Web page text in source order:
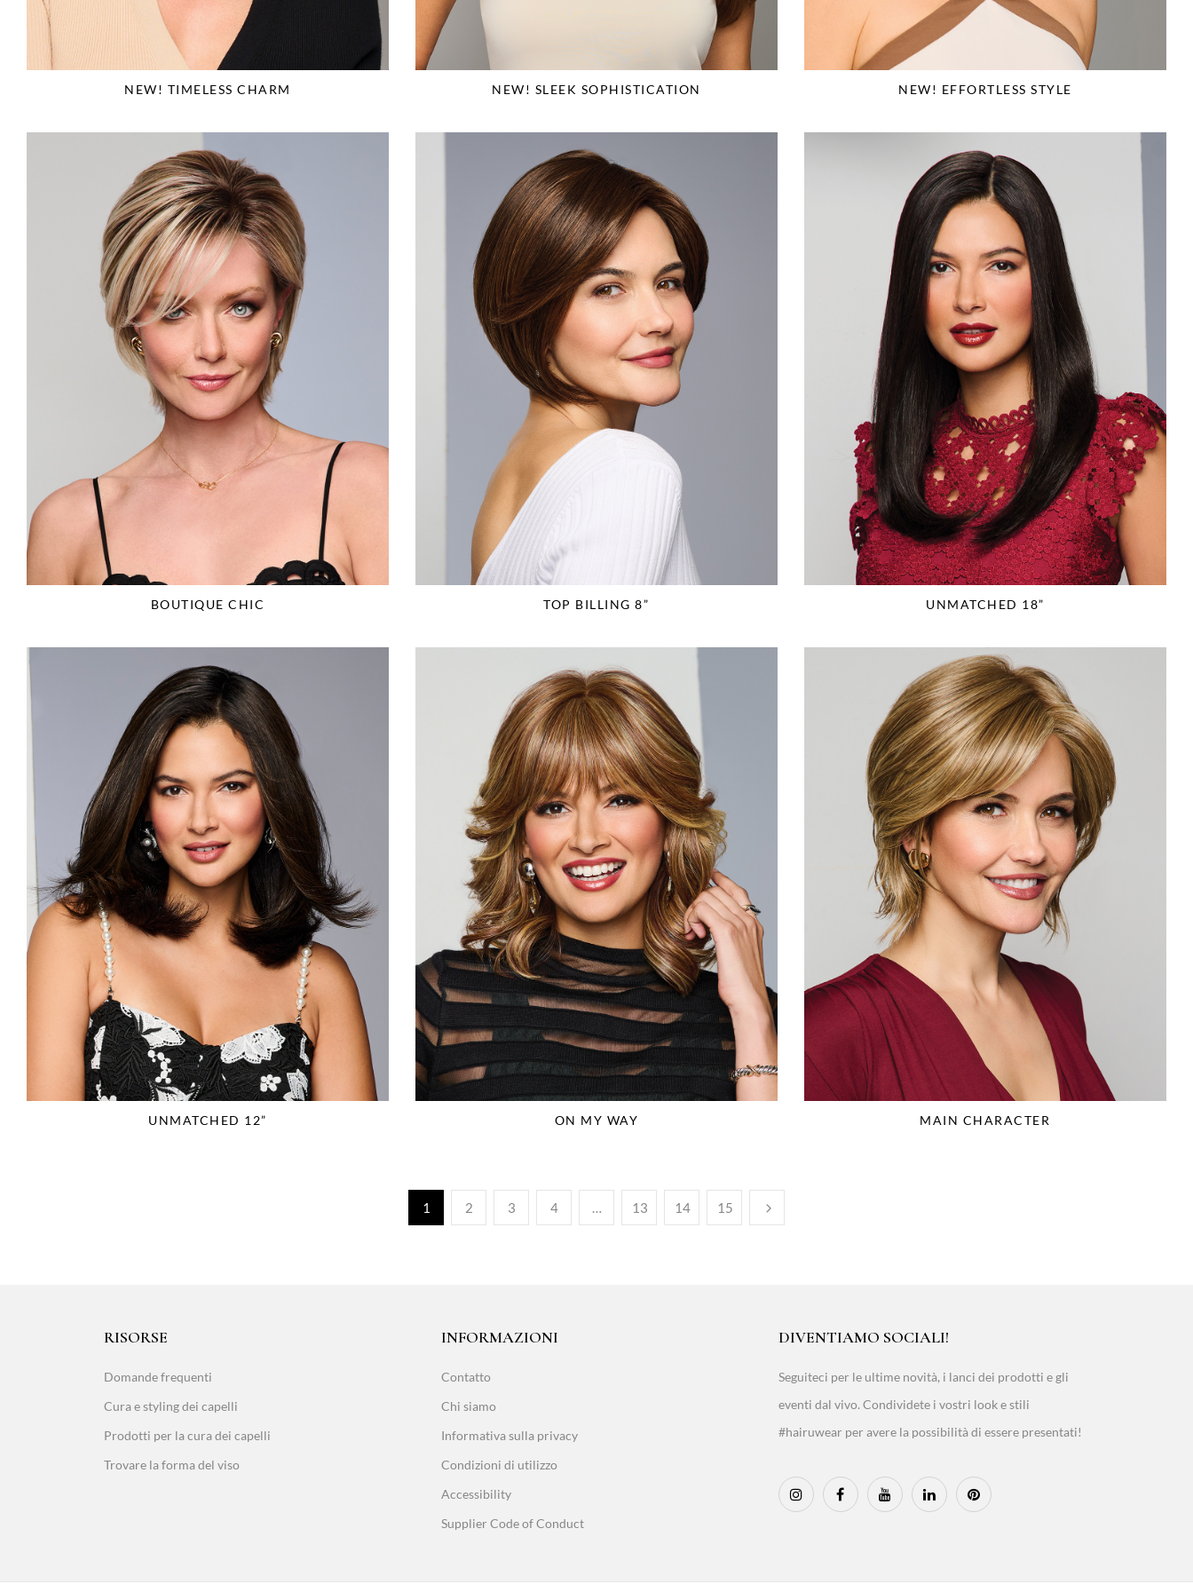
NEW! TIMELESS CHARM NEW! SLEEK SOPHISTICATION NEW! EFFORTLESS STYLE
BOUTIQUE CHIC TOP BILLING 8” UNMATCHED 18”
UNMATCHED 12” ON MY WAY MAIN CHARACTER
1 2 3 4 … 13 14 15
RISORSE
Domande frequenti
Cura e styling dei capelli
Prodotti per la cura dei capelli
Trovare la forma del viso
INFORMAZIONI
Contatto
Chi siamo
Informativa sulla privacy
Condizioni di utilizzo
Accessibility
Supplier Code of Conduct
DIVENTIAMO SOCIALI!
Seguiteci per le ultime novità, i lanci dei prodotti e gli
eventi dal vivo. Condividete i vostri look e stili
#hairuwear per avere la possibilità di essere presentati!